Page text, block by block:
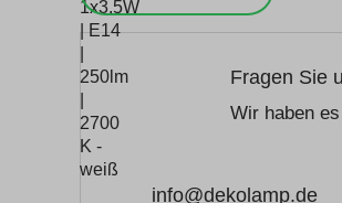
Fragen Sie
Wir haben
info@dekolamp.de